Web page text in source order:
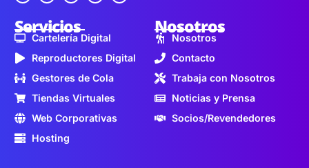
Servicios
Cartelería Digital
Reproductores Digital
Gestores de Cola
Tiendas Virtuales
Web Corporativas
Hosting
Nosotros
Nosotros
Contacto
Trabaja con Nosotros
Noticias y Prensa
Socios/Revendedores